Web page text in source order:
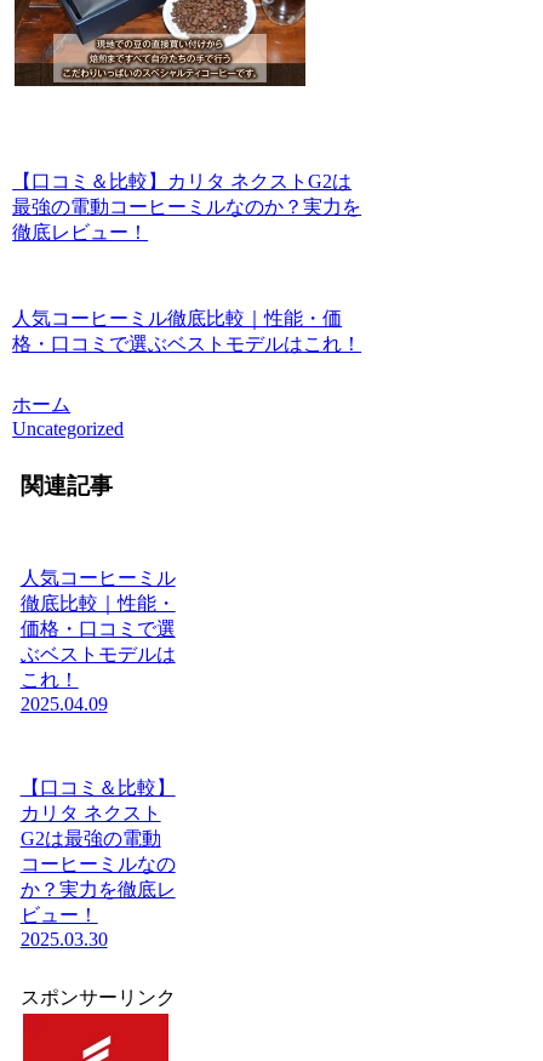
【口コミ＆比較】カリタ ネクストG2は
最強の電動コーヒーミルなのか？実力を
徹底レビュー！
人気コーヒーミル徹底比較｜性能・価
格・口コミで選ぶベストモデルはこれ！
ホーム
Uncategorized
関連記事
人気コーヒーミル
徹底比較｜性能・
価格・口コミで選
ぶベストモデルは
これ！
2025.04.09
【口コミ＆比較】
カリタ ネクスト
G2は最強の電動
コーヒーミルなの
か？実力を徹底レ
ビュー！
2025.03.30
スポンサーリンク